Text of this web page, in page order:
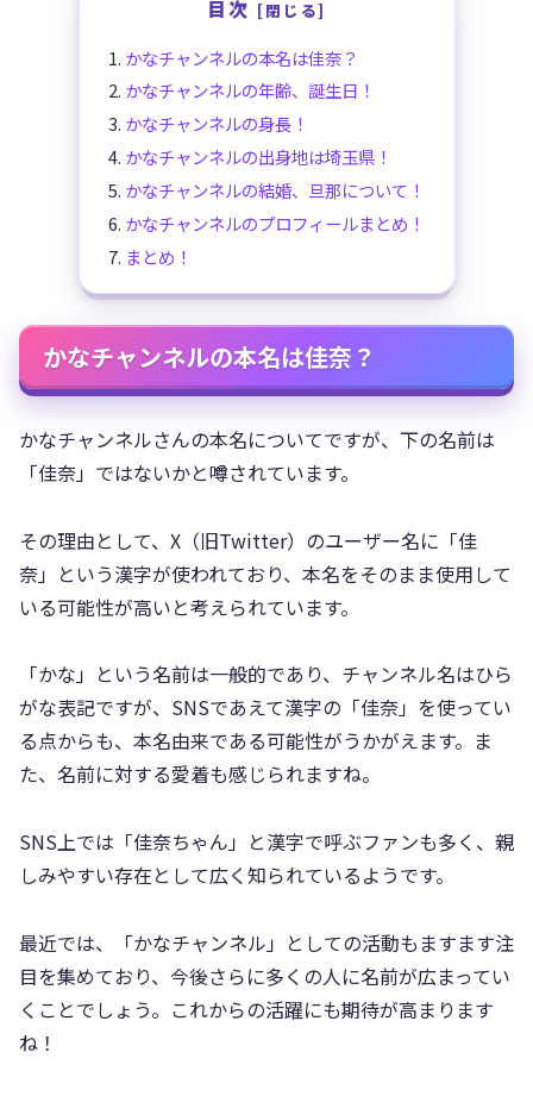
目次
かなチャンネルの本名は佳奈？
かなチャンネルの年齢、誕生日！
かなチャンネルの身長！
かなチャンネルの出身地は埼玉県！
かなチャンネルの結婚、旦那について！
かなチャンネルのプロフィールまとめ！
まとめ！
かなチャンネルの本名は佳奈？
かなチャンネルさんの本名についてですが、下の名前は
「佳奈」ではないかと噂されています。
その理由として、X（旧Twitter）のユーザー名に「佳
奈」という漢字が使われており、本名をそのまま使用して
いる可能性が高いと考えられています。
「かな」という名前は一般的であり、チャンネル名はひら
がな表記ですが、SNSであえて漢字の「佳奈」を使ってい
る点からも、本名由来である可能性がうかがえます。ま
た、名前に対する愛着も感じられますね。
SNS上では「佳奈ちゃん」と漢字で呼ぶファンも多く、親
しみやすい存在として広く知られているようです。
最近では、「かなチャンネル」としての活動もますます注
目を集めており、今後さらに多くの人に名前が広まってい
くことでしょう。これからの活躍にも期待が高まります
ね！